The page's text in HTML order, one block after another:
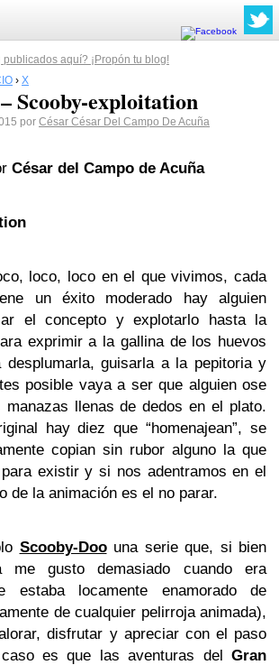
aquí? ¡Propón tu blog!
› X
Scooby-exploitation
por César César Del Campo De Acuña
César del Campo de Acuña
loco, loco en el que vivimos, cada
un éxito moderado hay alguien
el concepto y explotarlo hasta la
exprimir a la gallina de los huevos
desplumarla, guisarla a la pepitoria y
posible vaya a ser que alguien ose
llenas de dedos en el plato.
hay diez que “homenajean”, se
copian sin rubor alguno la que
existir y si nos adentramos en el
de la animación es el no parar.
Scooby-Doouna serie que, si bien
me gusto demasiado cuando era
estaba locamente enamorado de
de cualquier pelirroja animada),
disfrutar y apreciar con el paso
es que las aventuras del Gran